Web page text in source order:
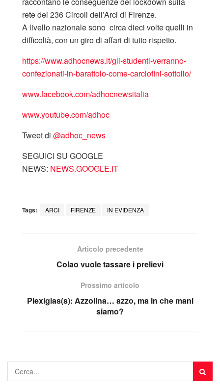
rete dei 236 Circoli dell’Arci di Firenze.
A livello nazionale sono circa dieci volte quelli in
difficoltà, con un giro di affari di tutto rispetto.
https://www.adhocnews.it/gli-studenti-verranno-
confezionati-in-barattolo-come-carciofini-sottolio/
www.facebook.com/adhocnewsitalia
www.youtube.com/adhoc
Tweet di ‎@adhoc_news
SEGUICI SU GOOGLE
NEWS: NEWS.GOOGLE.IT
Tags: ARCI FIRENZE IN EVIDENZA
Articolo precedente
Colao vuole tassare i prelievi
Prossimo articolo
Plexiglas(s): Azzolina… azzo, ma in che mani
siamo?